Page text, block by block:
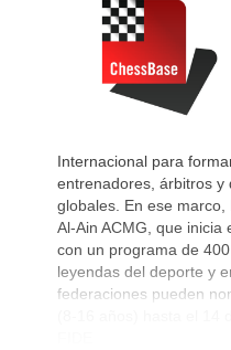
Internacional para
entrenadores, árbitros y
globales. En ese marco,
Al-Ain ACMG, que inicia
con un programa de
leyendas del deporte y
federaciones pueden